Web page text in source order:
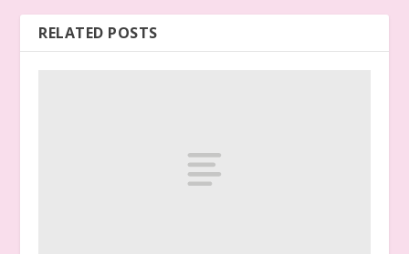
RELATED POSTS